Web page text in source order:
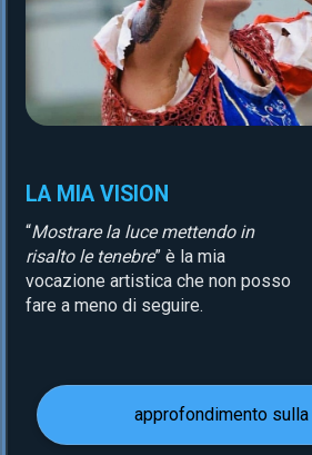
LA MIA VISION
“Mostrare la luce mettendo in
risalto le tenebre” è la mia
vocazione artistica che non posso
fare a meno di seguire.
approfondimento